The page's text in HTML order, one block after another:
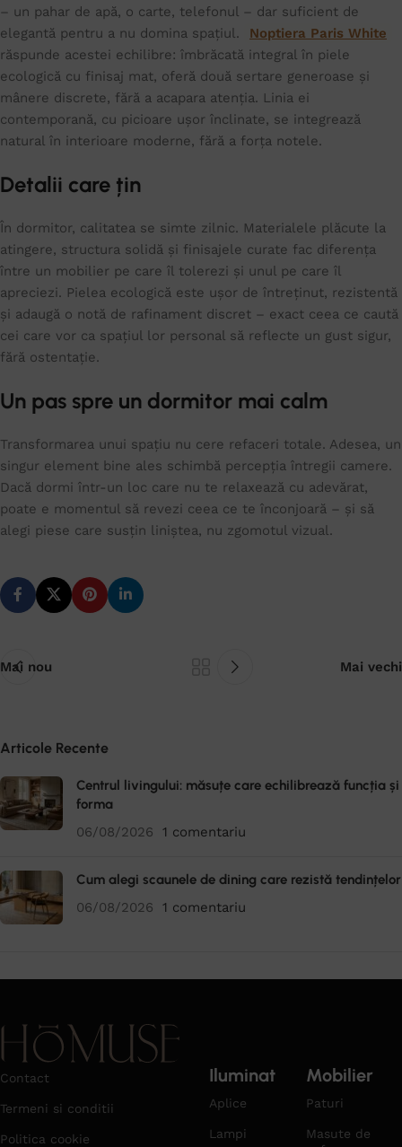
– un pahar de apă, o carte, telefonul – dar suficient de
elegantă pentru a nu domina spațiul.
Noptiera Paris White
răspunde acestei echilibre: îmbrăcată integral în piele
ecologică cu finisaj mat, oferă două sertare generoase și
mânere discrete, fără a acapara atenția. Linia ei
contemporană, cu picioare ușor înclinate, se integrează
natural în interioare moderne, fără a forța notele.
Detalii care țin
În dormitor, calitatea se simte zilnic. Materialele plăcute la
atingere, structura solidă și finisajele curate fac diferența
între un mobilier pe care îl tolerezi și unul pe care îl
apreciezi. Pielea ecologică este ușor de întreținut, rezistentă
și adaugă o notă de rafinament discret – exact ceea ce caută
cei care vor ca spațiul lor personal să reflecte un gust sigur,
fără ostentație.
Un pas spre un dormitor mai calm
Transformarea unui spațiu nu cere refaceri totale. Adesea, un
singur element bine ales schimbă percepția întregii camere.
Dacă dormi într-un loc care nu te relaxează cu adevărat,
poate e momentul să revezi ceea ce te înconjoară – și să
alegi piese care susțin liniștea, nu zgomotul vizual.
Mai nou Mai vechi
Articole Recente
Centrul livingului: măsuțe care echilibrează funcția și
forma
06/08/2026
1 comentariu
Cum alegi scaunele de dining care rezistă tendințelor
06/08/2026
1 comentariu
Contact
Termeni si conditii
Politica cookie
Iluminat
Aplice
Lampi
Mobilier
Paturi
Masute de